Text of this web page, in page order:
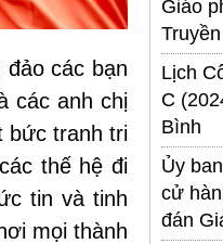
các bạn
các anh chị
bức tranh tri
thế hệ đi
tin và tinh
mọi thành
Giáo
Lịch
C
Bình
Ủy
cử
đán